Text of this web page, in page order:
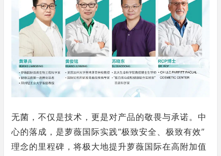
无菌，不仅是技术，更是对产品的敬畏与承诺。中
心的落成，是萝薇国际实践“极致安全、极致有效”
理念的里程碑，将极大地提升萝薇国际在高附加值